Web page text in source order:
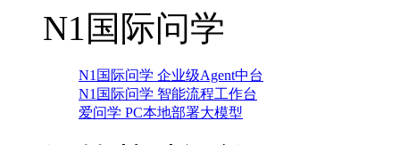
N1国际问学
N1国际问学 企业级Agent中台
N1国际问学 智能流程工作台
爱问学 PC本地部署大模型